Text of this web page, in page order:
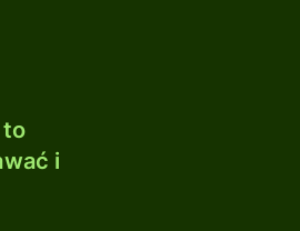
to
i